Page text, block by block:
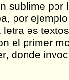
sublime por
por
letra es
el primer
donde